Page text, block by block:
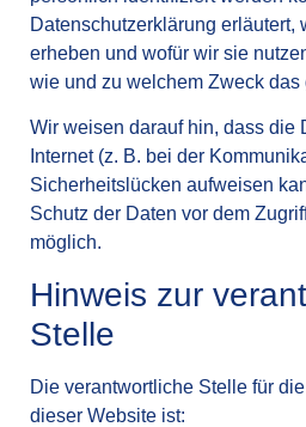
Datenschutzerklärung erläutert,
erheben und wofür wir sie
wie und zu welchem Zweck das
Wir weisen darauf hin, dass die
Internet (z. B. bei der
Sicherheitslücken aufweisen
Schutz der Daten vor dem
möglich.
Hinweis zur
Stelle
Die verantwortliche Stelle für
dieser Website ist: